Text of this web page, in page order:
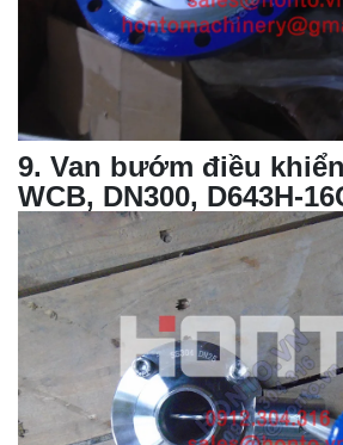
9. Van bướm điều
WCB, DN300, D643H-